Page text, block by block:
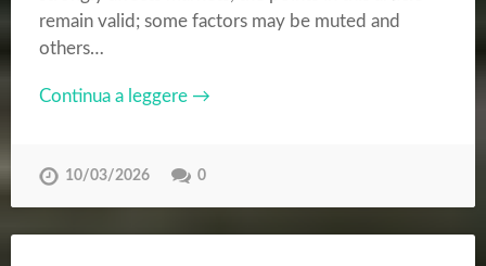
remain valid; some factors may be muted and
others…
Continua a leggere →
10/03/2026 0